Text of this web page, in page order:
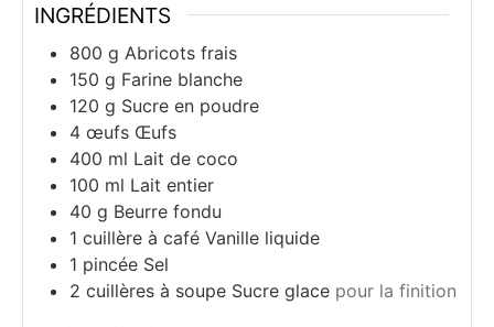
INGRÉDIENTS
800 g Abricots frais
150 g Farine blanche
120 g Sucre en poudre
4 œufs Œufs
400 ml Lait de coco
100 ml Lait entier
40 g Beurre fondu
1 cuillère à café Vanille liquide
1 pincée Sel
2 cuillères à soupe Sucre glace pour la finition